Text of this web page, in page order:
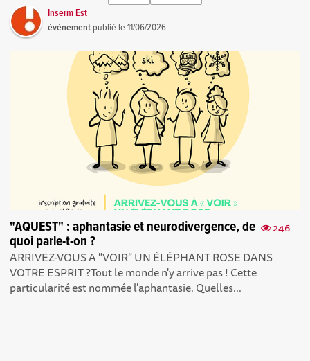
Inserm Est
événement publié le11/06/2026
246
"AQUEST" : aphantasie et neurodivergence, de
quoi parle-t-on ?
ARRIVEZ-VOUS A "VOIR" UN ÉLÉPHANT ROSE DANS
VOTRE ESPRIT ?Tout le monde n'y arrive pas ! Cette
particularité est nommée l'aphantasie. Quelles...